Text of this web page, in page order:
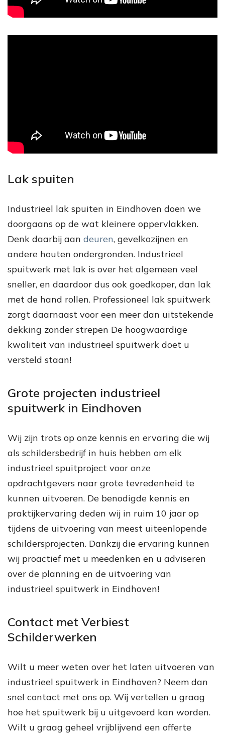
Lak spuiten
Industrieel lak spuiten in Eindhoven doen we
doorgaans op de wat kleinere oppervlakken.
Denk daarbij aan deuren, gevelkozijnen en
andere houten ondergronden. Industrieel
spuitwerk met lak is over het algemeen veel
sneller, en daardoor dus ook goedkoper, dan lak
met de hand rollen. Professioneel lak spuitwerk
zorgt daarnaast voor een meer dan uitstekende
dekking zonder strepen De hoogwaardige
kwaliteit van industrieel spuitwerk doet u
versteld staan!
Grote projecten industrieel
spuitwerk in Eindhoven
Wij zijn trots op onze kennis en ervaring die wij
als schildersbedrijf in huis hebben om elk
industrieel spuitproject voor onze
opdrachtgevers naar grote tevredenheid te
kunnen uitvoeren. De benodigde kennis en
praktijkervaring deden wij in ruim 10 jaar op
tijdens de uitvoering van meest uiteenlopende
schildersprojecten. Dankzij die ervaring kunnen
wij proactief met u meedenken en u adviseren
over de planning en de uitvoering van
industrieel spuitwerk in Eindhoven!
Contact met Verbiest
Schilderwerken
Wilt u meer weten over het laten uitvoeren van
industrieel spuitwerk in Eindhoven? Neem dan
snel contact met ons op. Wij vertellen u graag
hoe het spuitwerk bij u uitgevoerd kan worden.
Wilt u graag geheel vrijblijvend een offerte